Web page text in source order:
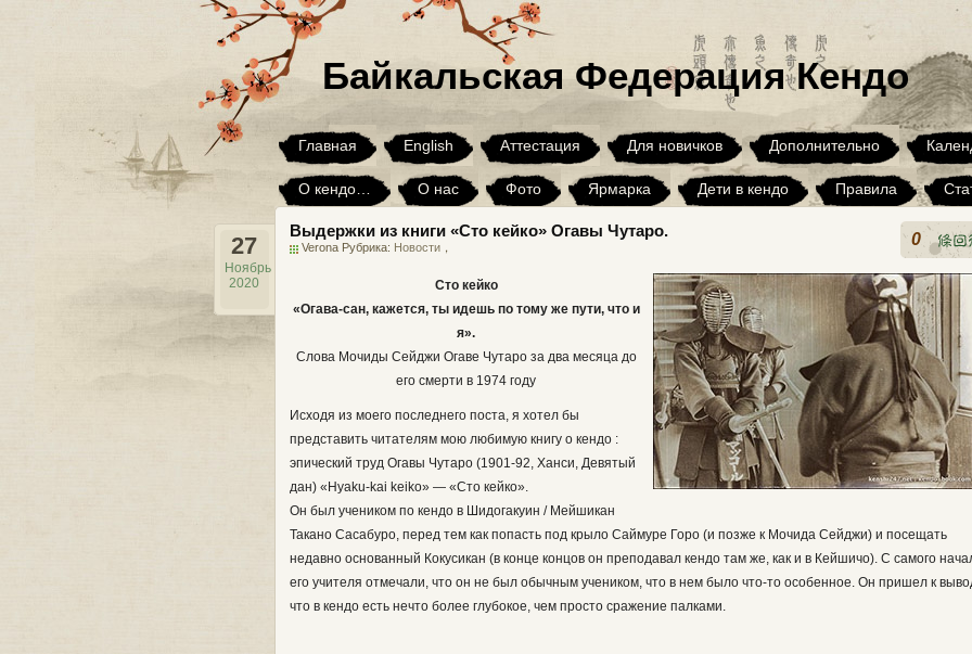
Байкальская Федерация Кендо
Главная English Аттестация Для новичков Дополнительно
О кендо… О нас Фото Ярмарка Дети в кендо Правила
Юмор Я хочу, но… Архив
Выдержки из книги «Сто кейко» Огавы Чутаро.
Verona Рубрика: Новости ，
27
Ноябрь
2020
0
Сто кейко
«Огава-сан, кажется, ты идешь по тому же пути, что и
я».
Слова Мочиды Сейджи Огаве Чутаро за два месяца до
его смерти в 1974 году
Исходя из моего последнего поста, я хотел бы
представить читателям мою любимую книгу о кендо :
эпический труд Огавы Чутаро (1901-92, Ханси, Девятый
дан) «Hyaku-kai keiko» — «Cто кейко».
Он был учеником по кендо в Шидогакуин / Мейшикан
Такано Сасабуро, перед тем как попасть под крыло Саймуре Горо (и позже к Мочида Сейджи) и посещать
недавно основанный Кокусикан (в конце концов он преподавал кендо там же, как и в Кейшичо). С самого
его учителя отмечали, что он не был обычным учеником, что в нем было что-то особенное. Он пришел к
что в кендо есть нечто более глубокое, чем просто сражение палками.